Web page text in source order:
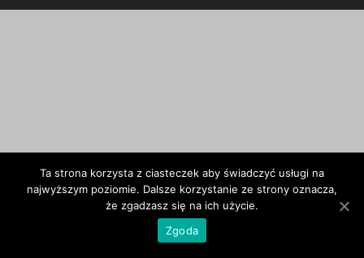
Ta strona korzysta z ciasteczek aby świadczyć usługi na
najwyższym poziomie. Dalsze korzystanie ze strony oznacza,
że zgadzasz się na ich użycie.
Zgoda